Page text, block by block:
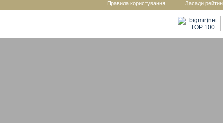
Правила користування Засади